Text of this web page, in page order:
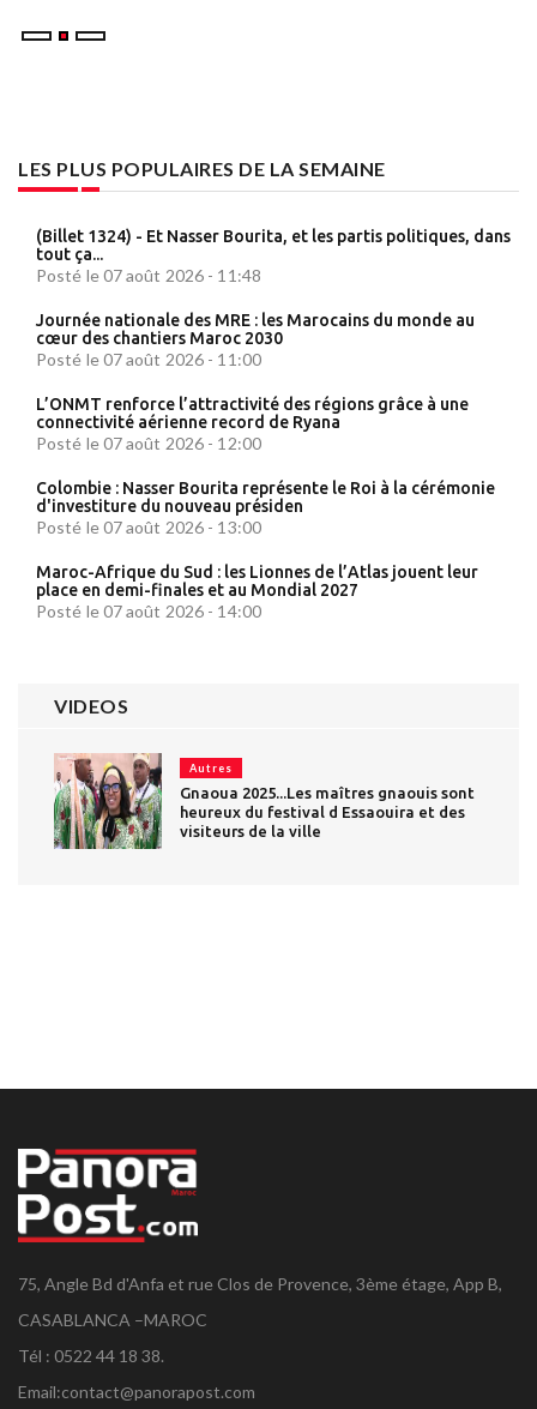
LES PLUS POPULAIRES DE LA SEMAINE
(Billet 1324) - Et Nasser Bourita, et les partis politiques, dans
tout ça...
Posté le 07 août 2026 - 11:48
Journée nationale des MRE : les Marocains du monde au
cœur des chantiers Maroc 2030
Posté le 07 août 2026 - 11:00
L’ONMT renforce l’attractivité des régions grâce à une
connectivité aérienne record de Ryana
Posté le 07 août 2026 - 12:00
Colombie : Nasser Bourita représente le Roi à la cérémonie
d'investiture du nouveau présiden
Posté le 07 août 2026 - 13:00
Maroc-Afrique du Sud : les Lionnes de l’Atlas jouent leur
place en demi-finales et au Mondial 2027
Posté le 07 août 2026 - 14:00
VIDEOS
Autres
Gnaoua 2025...Les maîtres gnaouis sont
heureux du festival d Essaouira et des
visiteurs de la ville
75, Angle Bd d'Anfa et rue Clos de Provence, 3ème étage, App B,
CASABLANCA –MAROC
Tél : 0522 44 18 38.
Email:contact@panorapost.com